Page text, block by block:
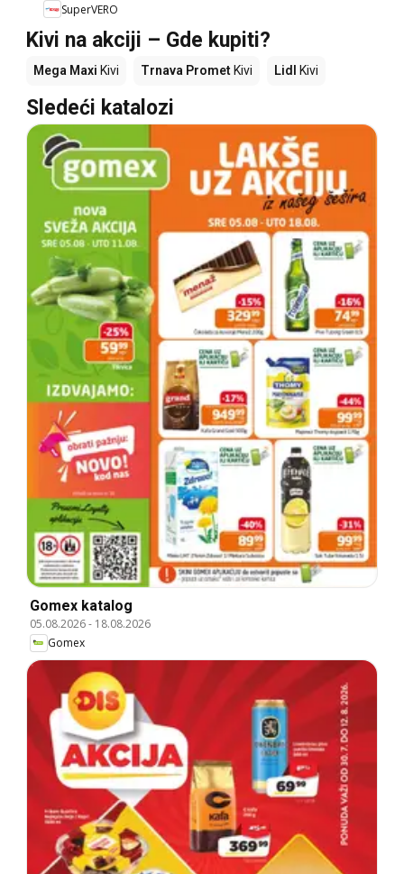
SuperVERO
Kivi na akciji – Gde kupiti?
Mega Maxi Kivi Trnava Promet Kivi Lidl Kivi
Sledeći katalozi
Gomex katalog
05.08.2026- 18.08.2026
Gomex